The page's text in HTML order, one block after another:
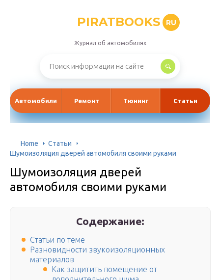
PIRATBOOKS RU
Журнал об автомобилях
Автомобили Ремонт Тюнинг Статьи
Home
Статьи
Шумоизоляция дверей автомобиля своими руками
Шумоизоляция дверей
автомобиля своими руками
Содержание:
Статьи по теме
Разновидности звукоизоляционных
материалов
Как защитить помещение от